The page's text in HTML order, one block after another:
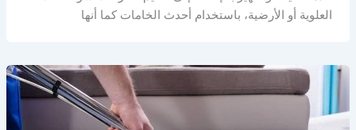
العلوية أو الأرضية، باستخدام أحدث الخامات كما أنها